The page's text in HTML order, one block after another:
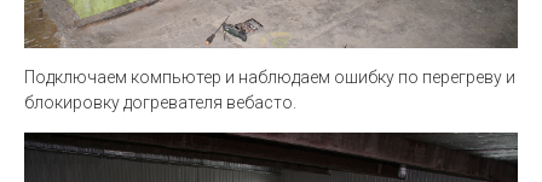
Подключаем компьютер и наблюдаем ошибку по перегреву и
блокировку догревателя вебасто.